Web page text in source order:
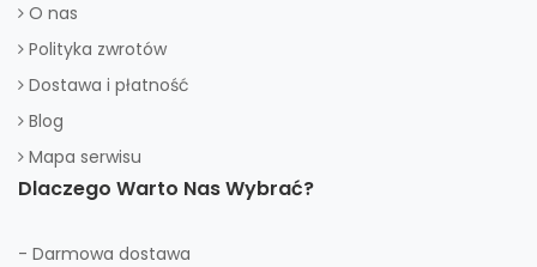
O nas
Polityka zwrotów
Dostawa i płatność
Blog
Mapa serwisu
Dlaczego Warto Nas Wybrać?
- Darmowa dostawa